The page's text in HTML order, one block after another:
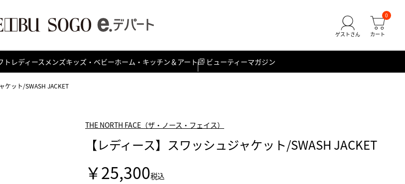
0
ト レディース メンズキッズ・ベビーホーム・キッチン＆アート ビューティーマガジン
ケット/SWASH JACKET
THE NORTH FACE（ザ・ノース・フェイス）
【レディース】スワッシュジャケット/SWASH JACKET
￥25,300税込